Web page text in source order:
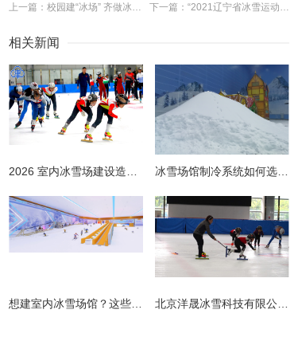
上一篇：校园建“冰场” 齐做冰雪操 “双奥之区”冰雪课 特色纷呈亮点多 下一篇：“2021辽宁省冰雪运动进校园系列活动”走进辽宁砂山四校
相关新闻
2026 室内冰雪场建设造价全解析 | 预算明细 + 避坑指南 冰雪场馆制冷系统如何选择更节能？从设计到运维的全链路节能指南
北京洋晟冰雪科技有限公司扎根首都北京，是国内领先的室内冰雪场馆建设一站式服务商。